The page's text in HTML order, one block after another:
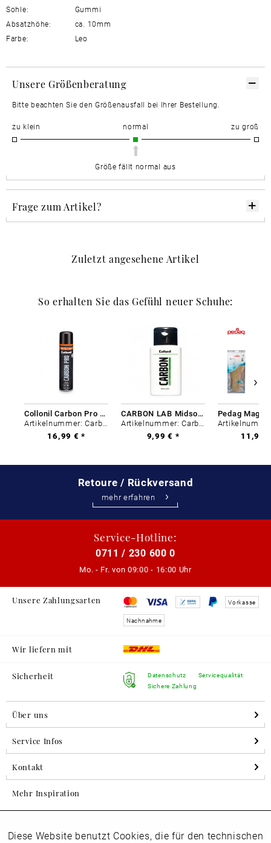
Sohle:
Gummi
Absatzhöhe:
ca. 10mm
Farbe:
Leo
Unsere Größenberatung
Bitte beachten Sie den Größenausfall bei Ihrer Bestellung.
zu klein normal zu groß
Größe fällt normal aus
Frage zum Artikel?
Zuletzt angesehene Artikel
So erhalten Sie das Gefühl neuer Schuhe:
Collonil Carbon Pro 400 ml
Artikelnummer: Carbon-0
16,99 € *
CARBON LAB Midsole Cleaner
Artikelnummer: Carbon-0
9,99 € *
11,99
Retoure / Rückversand
mehr erfahren
Service-Hotline:
0711 / 230 600 0
Mo. - Fr. von 09:00 - 16:00 Uhr
Unsere Zahlungsarten Vorkasse
Nachnahme
Wir liefern mit
Sicherheit
Datenschutz
Sichere Zahlung
Servicequalität
Über uns
Service Infos
Kontakt
Mehr Inspiration
Folgen Sie uns auf Instagram
Funktionale Aktiv
Diese Website benutzt Cookies, die für den technischen